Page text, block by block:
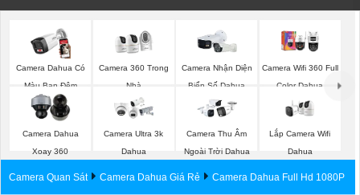
Camera Dahua Có
Màu Ban Đêm
Camera 360 Trong
Nhà
Camera Nhận Diện
Biển Số Dahua
Camera Wifi 360 Full
Color Dahua
Camera Dahua
Xoay 360
Camera Ultra 3k
Dahua
Camera Thu Âm
Ngoài Trời Dahua
Lắp Camera Wifi
Dahua
Camera Quan Sát Camera Dahua Giá Rẻ Camera Dahua Full Hd 1080P